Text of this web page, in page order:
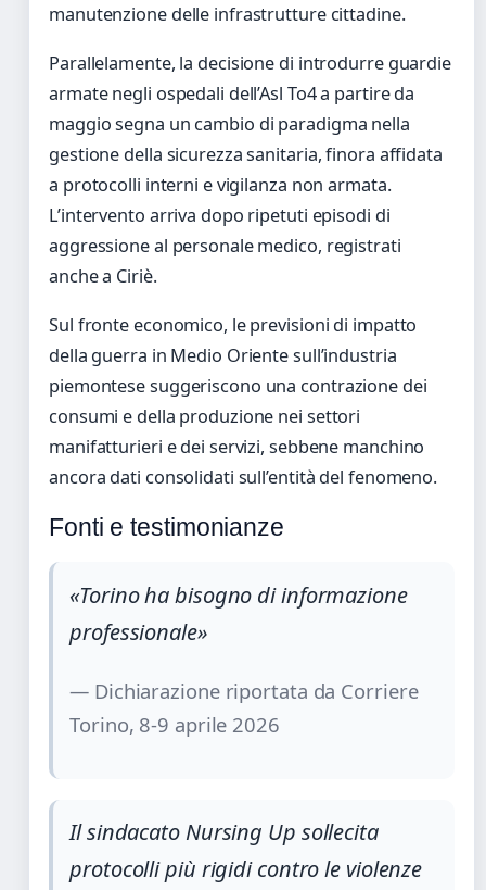
manutenzione delle infrastrutture cittadine.
Parallelamente, la decisione di introdurre guardie
armate negli ospedali dell’Asl To4 a partire da
maggio segna un cambio di paradigma nella
gestione della sicurezza sanitaria, finora affidata
a protocolli interni e vigilanza non armata.
L’intervento arriva dopo ripetuti episodi di
aggressione al personale medico, registrati
anche a Ciriè.
Sul fronte economico, le previsioni di impatto
della guerra in Medio Oriente sull’industria
piemontese suggeriscono una contrazione dei
consumi e della produzione nei settori
manifatturieri e dei servizi, sebbene manchino
ancora dati consolidati sull’entità del fenomeno.
Fonti e testimonianze
«Torino ha bisogno di informazione
professionale»
— Dichiarazione riportata da Corriere
Torino, 8-9 aprile 2026
Il sindacato Nursing Up sollecita
protocolli più rigidi contro le violenze